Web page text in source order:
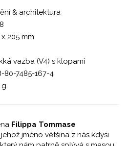
& architektura
x 205 mm
vazba (V4) s klopami
80-7485-167-4
g
Filippa Tommase
jméno většina z nás kdysi